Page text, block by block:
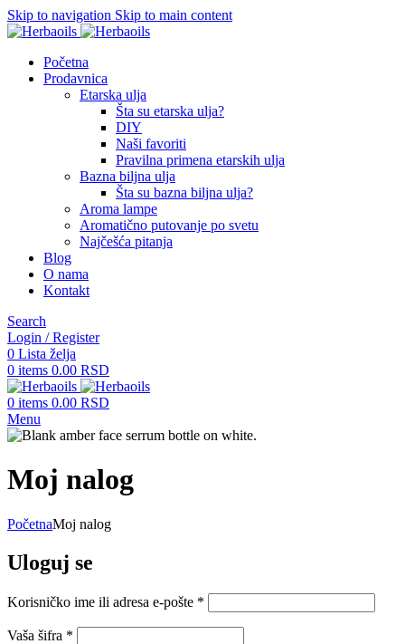
Skip to navigation Skip to main content
Početna
Prodavnica
Etarska ulja
Šta su etarska ulja?
DIY
Naši favoriti
Pravilna primena etarskih ulja
Bazna biljna ulja
Šta su bazna biljna ulja?
Aroma lampe
Aromatično putovanje po svetu
Najčešća pitanja
Blog
O nama
Kontakt
Search
Login / Register
0 Lista želja
0 items 0.00 RSD
0 items 0.00 RSD
Menu
Moj nalog
PočetnaMoj nalog
Uloguj se
Korisničko ime ili adresa e-pošte *
Vaša šifra *